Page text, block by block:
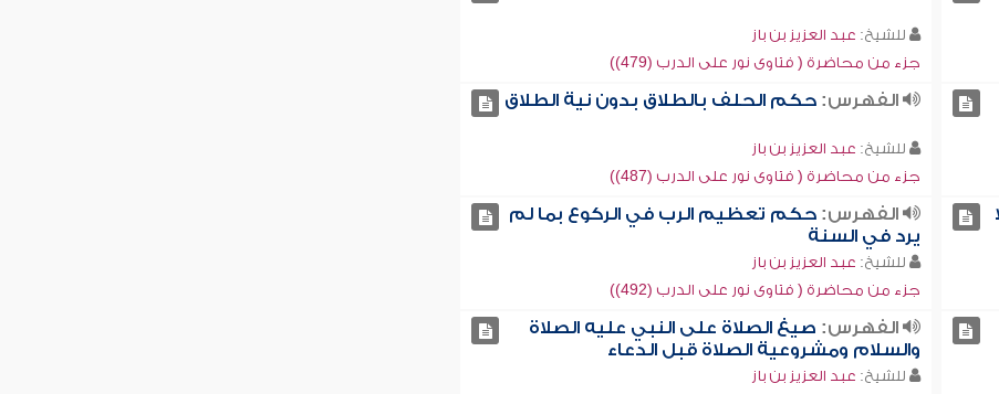
للشيخ: عبد العزيز بن باز
جزء من محاضرة ( فتاوى نور على الدرب (479))
الفهرس: حكم الحلف بالطلاق بدون نية الطلاق
للشيخ: عبد العزيز بن باز
جزء من محاضرة ( فتاوى نور على الدرب (487))
الفهرس: حكم تعظيم الرب في الركوع بما لم
يرد في السنة
للشيخ: عبد العزيز بن باز
جزء من محاضرة ( فتاوى نور على الدرب (492))
الفهرس: صيغ الصلاة على النبي عليه الصلاة
والسلام ومشروعية الصلاة قبل الدعاء
للشيخ: عبد العزيز بن باز